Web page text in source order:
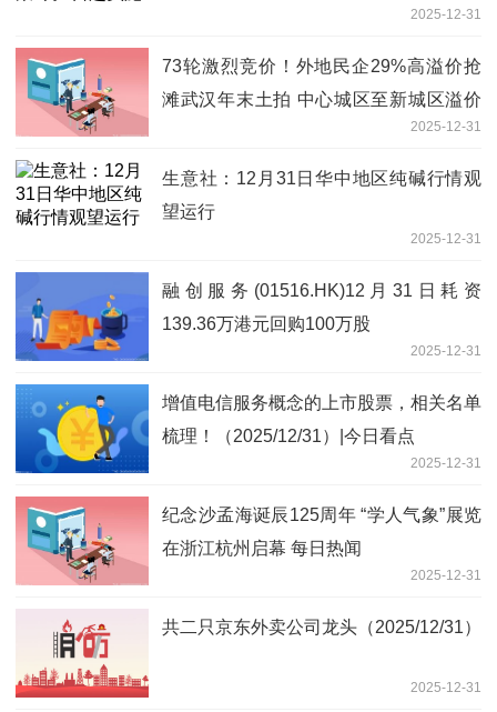
2025-12-31
73轮激烈竞价！外地民企29%高溢价抢
滩武汉年末土拍 中心城区至新城区溢价
2025-12-31
生意社：12月31日华中地区纯碱行情观
望运行
2025-12-31
融创服务(01516.HK)12月31日耗资
139.36万港元回购100万股
2025-12-31
增值电信服务概念的上市股票，相关名单
梳理！（2025/12/31）|今日看点
2025-12-31
纪念沙孟海诞辰125周年 “学人气象”展览
在浙江杭州启幕 每日热闻
2025-12-31
共二只京东外卖公司龙头（2025/12/31）
2025-12-31